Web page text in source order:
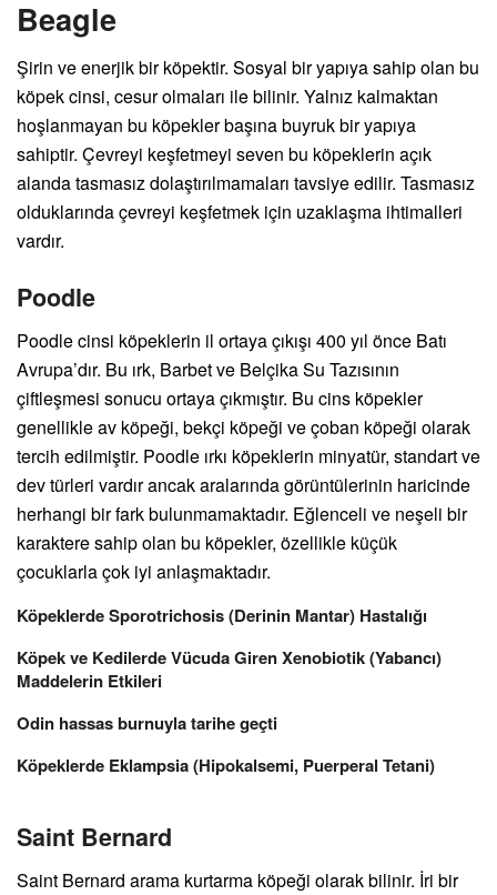
Beagle
Şirin ve enerjik bir köpektir. Sosyal bir yapıya sahip olan bu
köpek cinsi, cesur olmaları ile bilinir. Yalnız kalmaktan
hoşlanmayan bu köpekler başına buyruk bir yapıya
sahiptir. Çevreyi keşfetmeyi seven bu köpeklerin açık
alanda tasmasız dolaştırılmamaları tavsiye edilir. Tasmasız
olduklarında çevreyi keşfetmek için uzaklaşma ihtimalleri
vardır.
Poodle
Poodle cinsi köpeklerin il ortaya çıkışı 400 yıl önce Batı
Avrupa’dır. Bu ırk, Barbet ve Belçika Su Tazısının
çiftleşmesi sonucu ortaya çıkmıştır. Bu cins köpekler
genellikle av köpeği, bekçi köpeği ve çoban köpeği olarak
tercih edilmiştir. Poodle ırkı köpeklerin minyatür, standart ve
dev türleri vardır ancak aralarında görüntülerinin haricinde
herhangi bir fark bulunmamaktadır. Eğlenceli ve neşeli bir
karaktere sahip olan bu köpekler, özellikle küçük
çocuklarla çok iyi anlaşmaktadır.
Köpeklerde Sporotrichosis (Derinin Mantar) Hastalığı
Köpek ve Kedilerde Vücuda Giren Xenobiotik (Yabancı)
Maddelerin Etkileri
Odin hassas burnuyla tarihe geçti
Köpeklerde Eklampsia (Hipokalsemi, Puerperal Tetani)
Saint Bernard
Saint Bernard arama kurtarma köpeği olarak bilinir. İri bir